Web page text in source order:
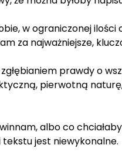
w ograniczonej ilości
za najważniejsze,
prawdy o
pierwotną
albo co
jest niewykonalne.